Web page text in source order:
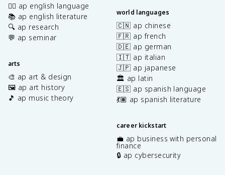
✍🏽 ap english language
📚 ap english literature
🔍 ap research
💬 ap seminar
arts
🎨 ap art & design
🖼️ ap art history
🎵 ap music theory
world languages
🇨🇳 ap chinese
🇫🇷 ap french
🇩🇪 ap german
🇮🇹 ap italian
🇯🇵 ap japanese
🏛️ ap latin
🇪🇸 ap spanish language
💃🏽 ap spanish literature
career kickstart
💼 ap business with personal
finance
🔒 ap cybersecurity